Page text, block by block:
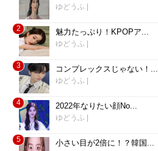
ゆどうふ
2 魅力たっぷり！KPOPア...
ゆどうふ
3 コンプレックスじゃない！...
ゆどうふ
4 2022年なりたい顔No...
ゆどうふ
5 小さい目が2倍に！？韓国...